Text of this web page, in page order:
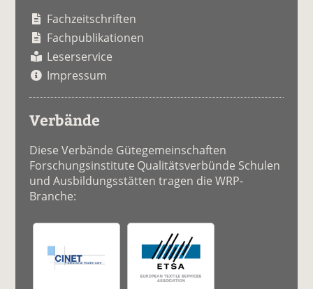
Fachzeitschriften
Fachpublikationen
Leserservice
Impressum
Verbände
Diese Verbände Gütegemeinschaften
Forschungsinstitute Qualitätsverbünde Schulen
und Ausbildungsstätten tragen die WRP-
Branche: